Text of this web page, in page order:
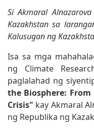
Si Akmaral
Kazakhstan sa
Kalusugan ng
Isa sa mga
ng Climate
paglalahad ng
the Biosphere:
Crisis" kay Akmaral
ng Republika ng